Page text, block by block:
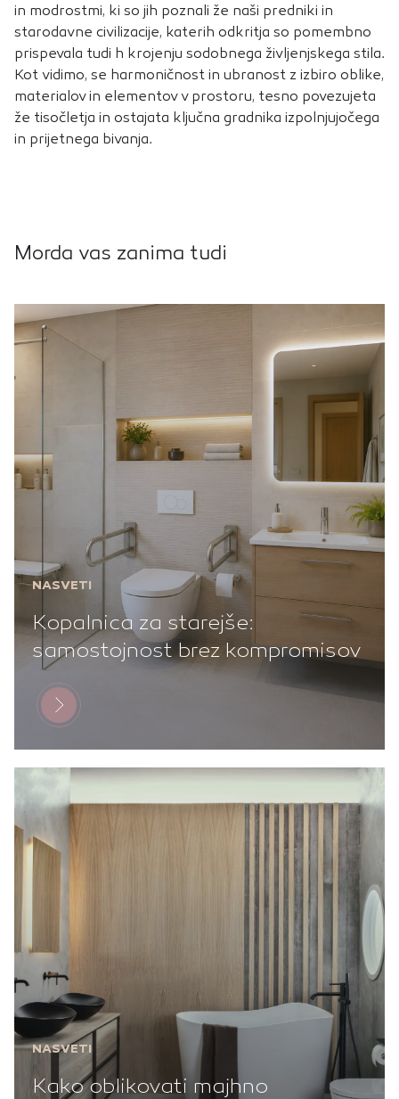
in modrostmi, ki so jih poznali že naši predniki in
starodavne civilizacije, katerih odkritja so pomembno
prispevala tudi h krojenju sodobnega življenjskega stila.
Kot vidimo, se harmoničnost in ubranost z izbiro oblike,
materialov in elementov v prostoru, tesno povezujeta
že tisočletja in ostajata ključna gradnika izpolnjujočega
in prijetnega bivanja.
Morda vas zanima tudi
NASVETI
Kopalnica za starejše:
samostojnost brez kompromisov
NASVETI
Kako oblikovati majhno